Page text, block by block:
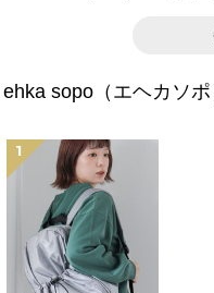
ehka sopo（エヘカソ
1